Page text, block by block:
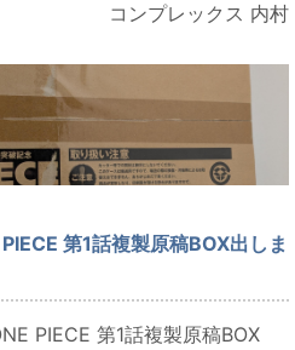
コンプレックス 内村
第1話複製原稿BOX出しま
PIECE 第1話複製原稿BOX